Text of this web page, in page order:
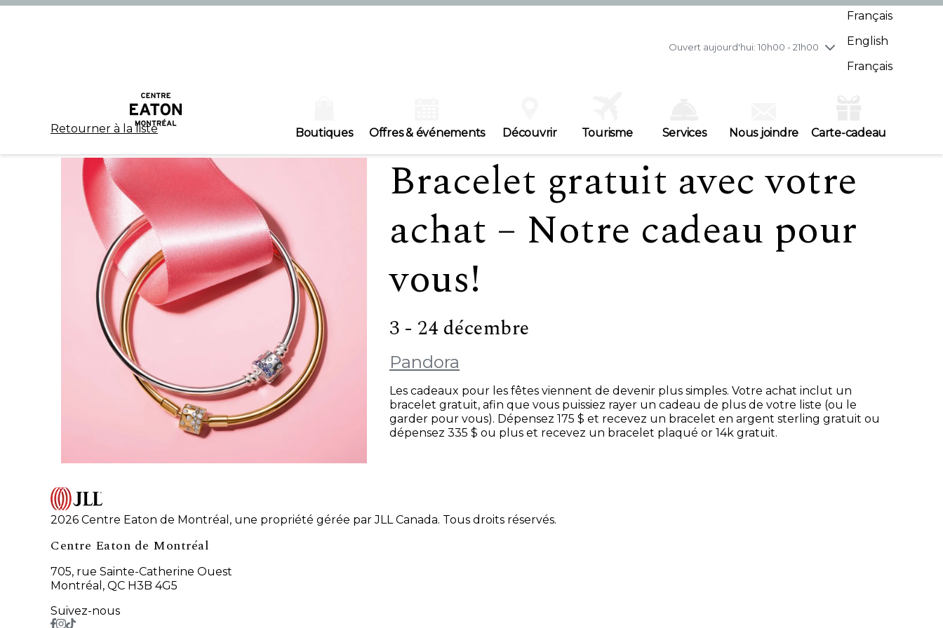
Ouvert aujourd'hui: 10h00 - 21h00
mercredi8/5
10h00 - 21h00
vendredi8/7
10h00 - 21h00
Français
English
Français
Boutiques Offres & événements Découvrir Tourisme Services Nous joindre Carte-cadeau
Retourner à la liste
Bracelet gratuit avec votre
achat – Notre cadeau pour
vous!
3 - 24 décembre
Pandora
Les cadeaux pour les fêtes viennent de devenir plus simples. Votre achat inclut un
bracelet gratuit, afin que vous puissiez rayer un cadeau de plus de votre liste (ou le
garder pour vous). Dépensez 175 $ et recevez un bracelet en argent sterling gratuit ou
dépensez 335 $ ou plus et recevez un bracelet plaqué or 14k gratuit.
2026 Centre Eaton de Montréal, une propriété gérée par JLL Canada. Tous droits réservés.
Centre Eaton de Montréal
705, rue Sainte-Catherine Ouest
Montréal, QC H3B 4G5
Suivez-nous